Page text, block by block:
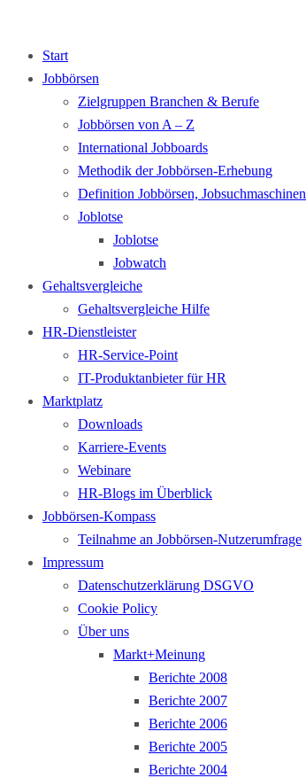
Start
Jobbörsen
Zielgruppen Branchen & Berufe
Jobbörsen von A – Z
International Jobboards
Methodik der Jobbörsen-Erhebung
Definition Jobbörsen, Jobsuchmaschinen
Joblotse
Joblotse
Jobwatch
Gehaltsvergleiche
Gehaltsvergleiche Hilfe
HR-Dienstleister
HR-Service-Point
IT-Produktanbieter für HR
Marktplatz
Downloads
Karriere-Events
Webinare
HR-Blogs im Überblick
Jobbörsen-Kompass
Teilnahme an Jobbörsen-Nutzerumfrage
Impressum
Datenschutzerklärung DSGVO
Cookie Policy
Über uns
Markt+Meinung
Berichte 2008
Berichte 2007
Berichte 2006
Berichte 2005
Berichte 2004